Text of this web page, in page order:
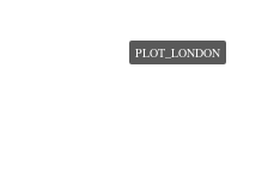
PLOT_LONDON